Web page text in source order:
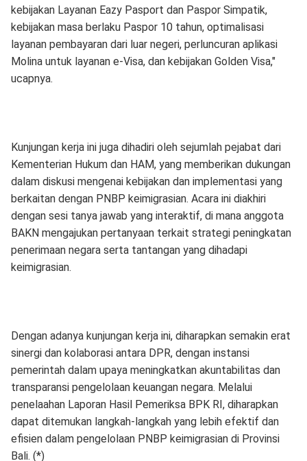
kebijakan Layanan Eazy Pasport dan Paspor Simpatik,
kebijakan masa berlaku Paspor 10 tahun, optimalisasi
layanan pembayaran dari luar negeri, perluncuran aplikasi
Molina untuk layanan e-Visa, dan kebijakan Golden Visa,"
ucapnya.
Kunjungan kerja ini juga dihadiri oleh sejumlah pejabat dari
Kementerian Hukum dan HAM, yang memberikan dukungan
dalam diskusi mengenai kebijakan dan implementasi yang
berkaitan dengan PNBP keimigrasian. Acara ini diakhiri
dengan sesi tanya jawab yang interaktif, di mana anggota
BAKN mengajukan pertanyaan terkait strategi peningkatan
penerimaan negara serta tantangan yang dihadapi
keimigrasian.
Dengan adanya kunjungan kerja ini, diharapkan semakin erat
sinergi dan kolaborasi antara DPR, dengan instansi
pemerintah dalam upaya meningkatkan akuntabilitas dan
transparansi pengelolaan keuangan negara. Melalui
penelaahan Laporan Hasil Pemeriksa BPK RI, diharapkan
dapat ditemukan langkah-langkah yang lebih efektif dan
efisien dalam pengelolaan PNBP keimigrasian di Provinsi
Bali. (*)